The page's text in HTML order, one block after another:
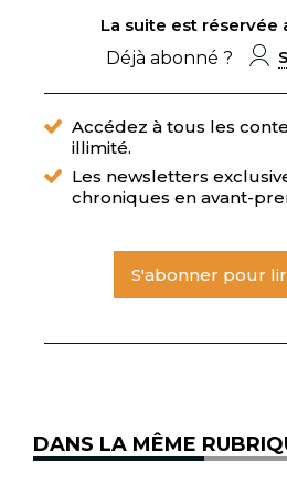
La suite est réservée
Déjà abonné ?
Accédez à tous les
illimité.
Les newsletters
chroniques en avant-
S'abonner pour
DANS LA MÊME